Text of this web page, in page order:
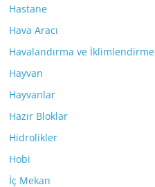
Hastane
Hava Aracı
Havalandırma ve İklimlendirme
Hayvan
Hayvanlar
Hazır Bloklar
Hidrolikler
Hobi
İç Mekan